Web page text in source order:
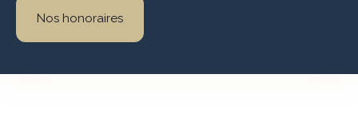
Nos honoraires